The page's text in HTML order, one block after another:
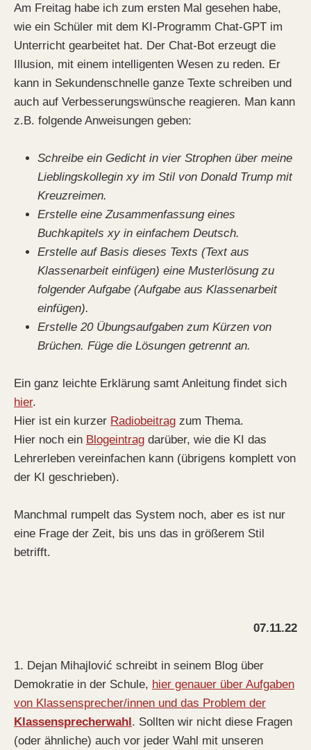
Am Freitag habe ich zum ersten Mal gesehen habe,
wie ein Schüler mit dem KI-Programm Chat-GPT im
Unterricht gearbeitet hat. Der Chat-Bot erzeugt die
Illusion, mit einem intelligenten Wesen zu reden. Er
kann in Sekundenschnelle ganze Texte schreiben und
auch auf Verbesserungswünsche reagieren. Man kann
z.B. folgende Anweisungen geben:
Schreibe ein Gedicht in vier Strophen über meine
Lieblingskollegin xy im Stil von Donald Trump mit
Kreuzreimen.
Erstelle eine Zusammenfassung eines
Buchkapitels xy in einfachem Deutsch.
Erstelle auf Basis dieses Texts (Text aus
Klassenarbeit einfügen) eine Musterlösung zu
folgender Aufgabe (Aufgabe aus Klassenarbeit
einfügen).
Erstelle 20 Übungsaufgaben zum Kürzen von
Brüchen. Füge die Lösungen getrennt an.
Ein ganz leichte Erklärung samt Anleitung findet sich
hier.
Hier ist ein kurzer Radiobeitrag zum Thema.
Hier noch ein Blogeintrag darüber, wie die KI das
Lehrerleben vereinfachen kann (übrigens komplett von
der KI geschrieben).
Manchmal rumpelt das System noch, aber es ist nur
eine Frage der Zeit, bis uns das in größerem Stil
betrifft.
07.11.22
1. Dejan Mihajlović schreibt in seinem Blog über
Demokratie in der Schule, hier genauer über Aufgaben
von Klassensprecher/innen und das Problem der
Klassensprecherwahl. Sollten wir nicht diese Fragen
(oder ähnliche) auch vor jeder Wahl mit unseren